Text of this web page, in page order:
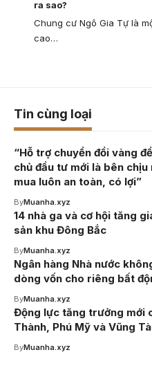
ra sao?
Chung cư Ngô Gia Tự là
cao…
Tin cùng loại
“Hỗ trợ chuyển đổi vàng
chủ đầu tư mới là bên
mua luôn an toàn, có lợi”
ByMuanha.xyz
14 nhà ga và cơ hội tăng
sản khu Đông Bắc
ByMuanha.xyz
Ngân hàng Nhà nước
dòng vốn cho riêng bất
ByMuanha.xyz
Động lực tăng trưởng mới
Thành, Phú Mỹ và Vũng
ByMuanha.xyz